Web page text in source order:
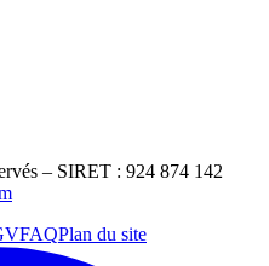
– SIRET : 924 874 142
FAQPlan du site